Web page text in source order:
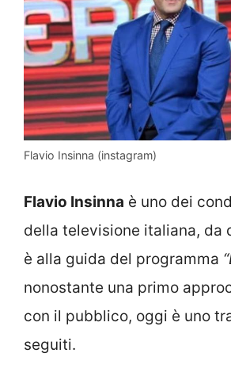
Flavio Insinna (instagram)
Flavio Insinna è uno dei
della televisione italiana, da
è alla guida del programma
nonostante una primo
con il pubblico, oggi è uno
seguiti.